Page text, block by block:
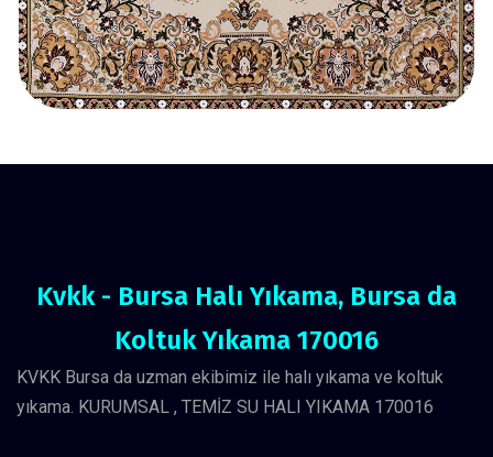
Kvkk - Bursa Halı Yıkama, Bursa da
Koltuk Yıkama 170016
KVKK Bursa da uzman ekibimiz ile halı yıkama ve koltuk
yıkama. KURUMSAL , TEMİZ SU HALI YIKAMA 170016